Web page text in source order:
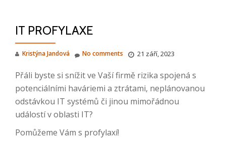
IT PROFYLAXE
Kristýna Jandová 21 září, 2023
No comments
Přáli byste si snížit ve Vaší firmě rizika spojená s
potenciálními haváriemi a ztrátami, neplánovanou
odstávkou IT systémů či jinou mimořádnou
událostí v oblasti IT?
Pomůžeme Vám s profylaxí!